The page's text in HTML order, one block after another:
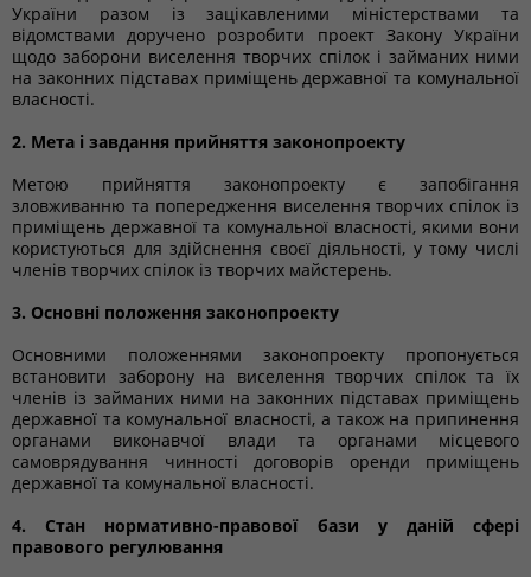
України разом із зацікавленими міністерствами та
відомствами доручено розробити проект Закону України
щодо заборони виселення творчих спілок і займаних ними
на законних підставах приміщень державної та комунальної
власності.
2. Мета і завдання прийняття законопроекту
Метою прийняття законопроекту є запобігання
зловживанню та попередження виселення творчих спілок із
приміщень державної та комунальної власності, якими вони
користуються для здійснення своєї діяльності, у тому числі
членів творчих спілок із творчих майстерень.
3. Основні положення законопроекту
Основними положеннями законопроекту пропонується
встановити заборону на виселення творчих спілок та їх
членів із займаних ними на законних підставах приміщень
державної та комунальної власності, а також на припинення
органами виконавчої влади та органами місцевого
самоврядування чинності договорів оренди приміщень
державної та комунальної власності.
4. Стан нормативно-правової бази у даній сфері
правового регулювання